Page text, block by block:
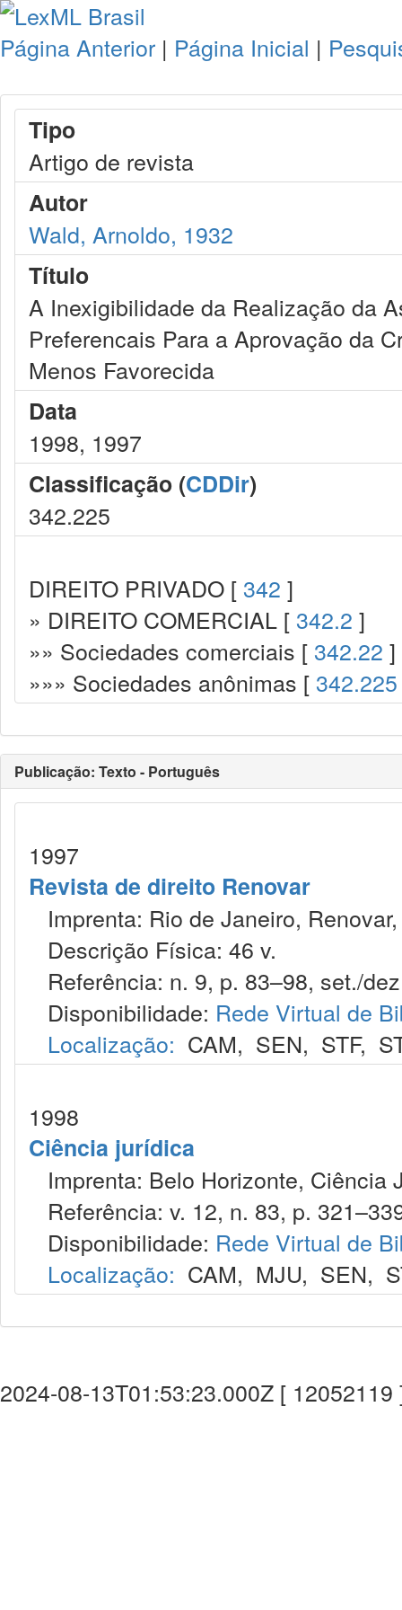
Página Anterior | Página Inicial |
Tipo
Artigo de revista
Autor
Wald, Arnoldo, 1932
Título
A Inexigibilidade da Realização da
Preferencais Para a Aprovação da
Menos Favorecida
Data
1998, 1997
Classificação (CDDir)
342.225
DIREITO PRIVADO [ 342 ]
» DIREITO COMERCIAL [ 342.2 ]
»» Sociedades comerciais [ 342.22 ]
»»» Sociedades anônimas [ 342.225
Publicação: Texto - Português
1997
Revista de direito Renovar
Imprenta: Rio de Janeiro,
Descrição Física: 46 v.
Referência: n. 9, p. 83–98, set./
Disponibilidade: Rede Virtual de
Localização: CAM, SEN, STF,
1998
Ciência jurídica
Imprenta: Belo Horizonte, Ciência
Referência: v. 12, n. 83, p.
Disponibilidade: Rede Virtual de
Localização: CAM, MJU, SEN,
2024-08-13T01:53:23.000Z [ 12052119